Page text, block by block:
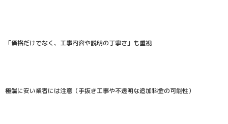
「価格だけでなく、工事内容や説明の丁寧さ」も重視
極端に安い業者には注意（手抜き工事や不透明な追加料金の可能性）